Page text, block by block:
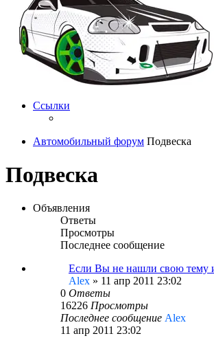
Ссылки
Автомобильный форум Подвеска
Подвеска
Объявления
Ответы
Просмотры
Последнее сообщение
Если Вы не нашли свою тему
Alex » 11 апр 2011 23:02
0 Ответы
16226 Просмотры
Последнее сообщение Alex
11 апр 2011 23:02